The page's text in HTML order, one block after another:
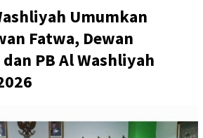
Umumkan
Fatwa, Dewan
PB Al Washliyah